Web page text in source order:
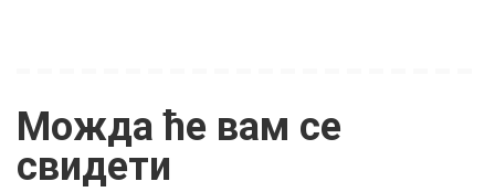
Можда ће вам се
свидети